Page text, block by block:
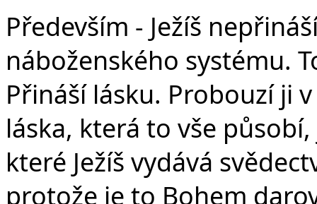
Především - Ježíš
náboženského systému.
Přináší lásku. Probouzí ji
láska, která to vše
které Ježíš vydává
protože je to Bohem